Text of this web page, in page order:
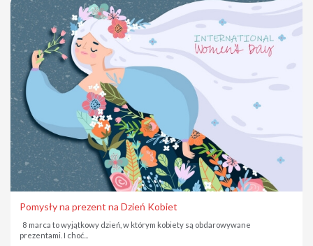
Pomysły na prezent na Dzień Kobiet
8 marca to wyjątkowy dzień, w którym kobiety są obdarowywane
prezentami. I choć...